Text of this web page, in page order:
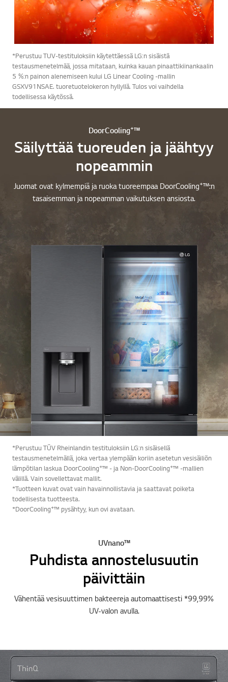
*Perustuu TUV-testituloksiin käytettäessä LG:n sisäistä
testausmenetelmää, jossa mitataan, kuinka kauan pinaattikiinankaalin
5 %:n painon alenemiseen kului LG Linear Cooling -mallin
GSXV91NSAE. tuoretuotelokeron hyllyllä. Tulos voi vaihdella
todellisessa käytössä.
DoorCooling+™
Säilyttää tuoreuden ja jäähtyy
nopeammin
Juomat ovat kylmempiä ja ruoka tuoreempaa DoorCooling+™:n
tasaisemman ja nopeamman vaikutuksen ansiosta.
*Perustuu TÜV Rheinlandin testituloksiin LG:n sisäisellä
testausmenetelmällä, joka vertaa ylempään koriin asetetun vesisäiliön
lämpötilan laskua DoorCooling+™ - ja Non-DoorCooling+™ -mallien
välillä. Vain sovellettavat mallit.
*Tuotteen kuvat ovat vain havainnollistavia ja saattavat poiketa
todellisesta tuotteesta.
*DoorCooling+™ pysähtyy, kun ovi avataan.
UVnano™
Puhdista annostelusuutin
päivittäin
Vähentää vesisuuttimen bakteereja automaattisesti *99,99%
UV-valon avulla.